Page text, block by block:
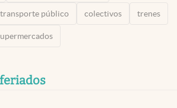
transporte público colectivos trenes
feriados